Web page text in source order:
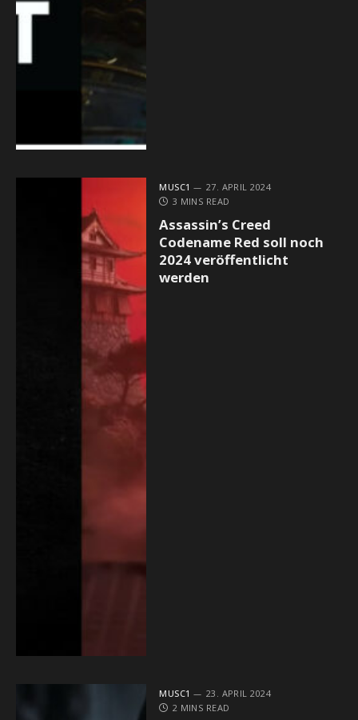
MUSC1
27. APRIL 2024
3 MINS READ
Assassin’s Creed
Codename Red soll noch
2024 veröffentlicht
werden
MUSC1
23. APRIL 2024
2 MINS READ